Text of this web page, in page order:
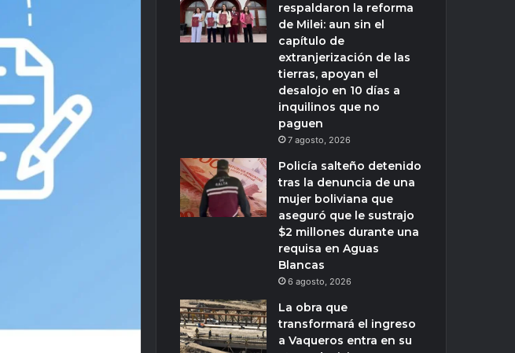
respaldaron la reforma
de Milei: aun sin el
capítulo de
extranjerización de las
tierras, apoyan el
desalojo en 10 días a
inquilinos que no
paguen
7 agosto, 2026
Policía salteño detenido
tras la denuncia de una
mujer boliviana que
aseguró que le sustrajo
$2 millones durante una
requisa en Aguas
Blancas
6 agosto, 2026
La obra que
transformará el ingreso
a Vaqueros entra en su